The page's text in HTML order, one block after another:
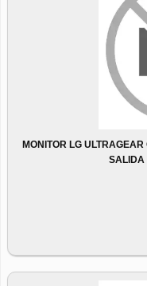
MONITOR LG ULTRAGEAR
SALIDA